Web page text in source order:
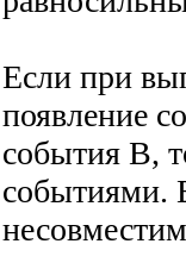
Если при
появление
события В,
событиями.